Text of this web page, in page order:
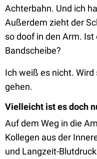
Achterbahn. Und ich
Außerdem zieht der
so doof in den Arm.
Bandscheibe?
Ich weiß es nicht.
gehen.
Vielleicht ist es doch
Auf dem Weg in die
Kollegen aus der
und Langzeit-